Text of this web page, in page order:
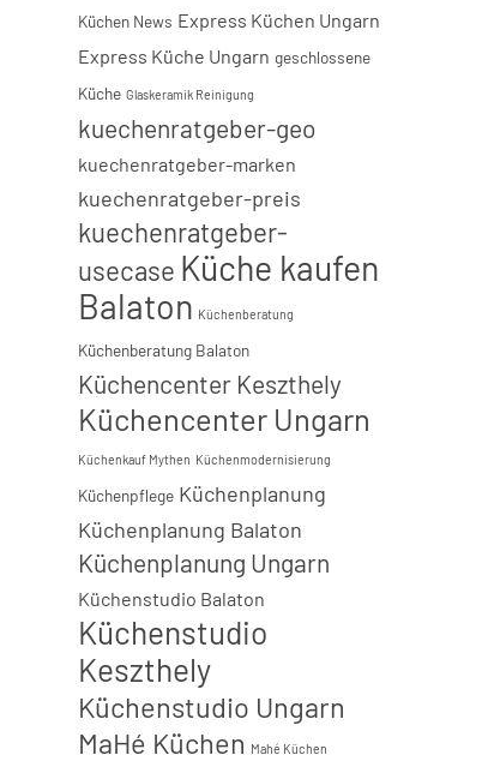
Küchen News Express Küchen Ungarn
Express Küche Ungarn geschlossene
Küche Glaskeramik Reinigung
kuechenratgeber-geo
kuechenratgeber-marken
kuechenratgeber-preis
kuechenratgeber-
usecase Küche kaufen
Balaton Küchenberatung
Küchenberatung Balaton
Küchencenter Keszthely
Küchencenter Ungarn
Küchenkauf Mythen Küchenmodernisierung
Küchenpflege Küchenplanung
Küchenplanung Balaton
Küchenplanung Ungarn
Küchenstudio Balaton
Küchenstudio
Keszthely
Küchenstudio Ungarn
MaHé Küchen Mahé Küchen